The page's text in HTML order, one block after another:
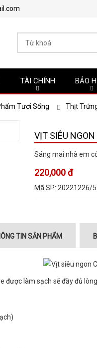
TÀI CHÍNH BẢO
Tươi Sống Thịt
VỊT SIÊU
Sáng mai nhà em
220,000 đ
Mã SP: 20221226/
TIN SẢN PHẨM
được làm sạch sẽ đầy đủ